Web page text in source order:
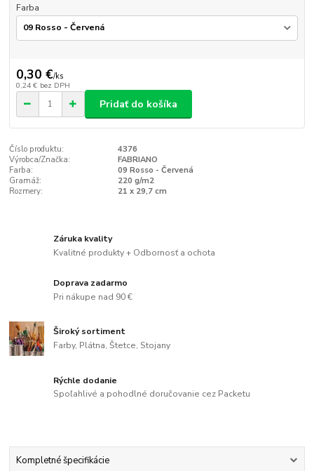
Farba
0,30 €/ks
0,24 € bez DPH
Pridať do košíka
Číslo produktu:
4376
Výrobca/Značka:
FABRIANO
Farba:
09 Rosso - Červená
Gramáž:
220 g/m2
Rozmery:
21 x 29,7 cm
Záruka kvality
Kvalitné produkty + Odbornosť a ochota
Doprava zadarmo
Pri nákupe nad 90 €
Široký sortiment
Farby, Plátna, Štetce, Stojany
Rýchle dodanie
Spoľahlivé a pohodlné doručovanie cez Packetu
Kompletné špecifikácie